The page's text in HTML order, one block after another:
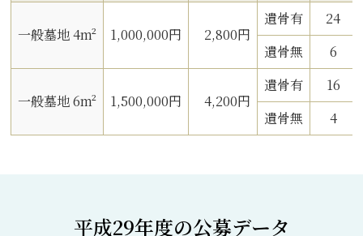
一般墓地 4m² 1,000,000円 2,800円
遺骨有
24
遺骨無
6
一般墓地 6m² 1,500,000円 4,200円
遺骨有
16
遺骨無
4
平成29年度の公募データ